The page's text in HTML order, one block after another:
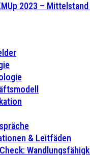
2023 –
& Leitfäden